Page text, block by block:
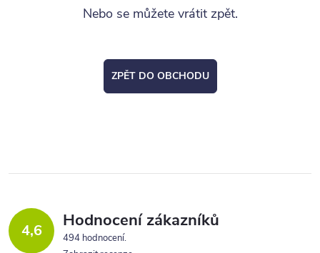
Nebo se můžete vrátit zpět.
ZPĚT DO OBCHODU
4,6 Hodnocení zákazníků
494 hodnocení